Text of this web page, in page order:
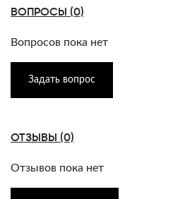
ВОПРОСЫ (0)
Вопросов пока нет
Задать вопрос
ОТЗЫВЫ (0)
Отзывов пока нет